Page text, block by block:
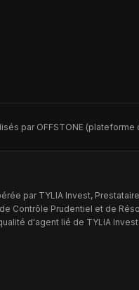
par OFFSTONE
par TYLIA Invest,
Contrôle Prudentiel et de
d'agent lié de TYLIA